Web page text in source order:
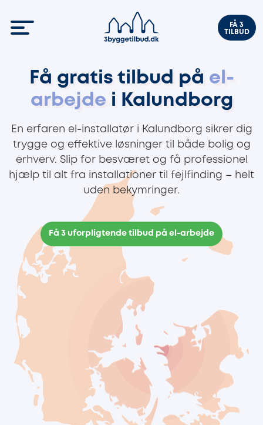
FÅ 3
TILBUD
Få gratis tilbud på el-
arbejde i Kalundborg
En erfaren el-installatør i Kalundborg sikrer dig
trygge og effektive løsninger til både bolig og
erhverv. Slip for besværet og få professionel
hjælp til alt fra installationer til fejlfinding – helt
uden bekymringer.
Få 3 uforpligtende tilbud på el-arbejde